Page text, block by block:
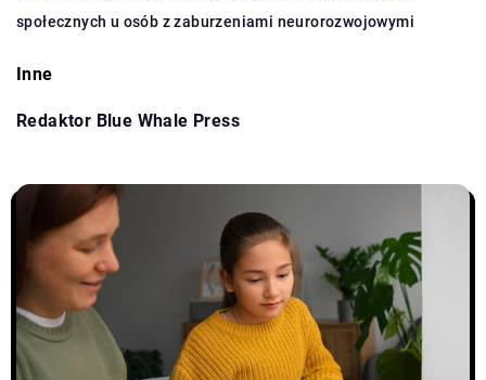
społecznych u osób z zaburzeniami neurorozwojowymi
Inne
Redaktor Blue Whale Press